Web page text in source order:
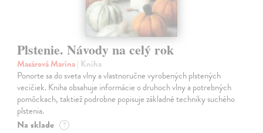
Plstenie. Návody na celý rok
Masárová Marína| Kniha
Ponorte sa do sveta vlny a vlastnoručne vyrobených plstených
vecičiek. Kniha obsahuje informácie o druhoch vlny a potrebných
pomôckach, taktiež podrobne popisuje základné techniky suchého
plstenia.
Na sklade ?